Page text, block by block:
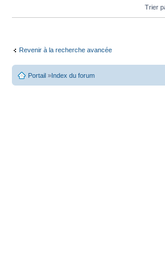
Trier
Revenir à la recherche avancée
Portail »Index du forum